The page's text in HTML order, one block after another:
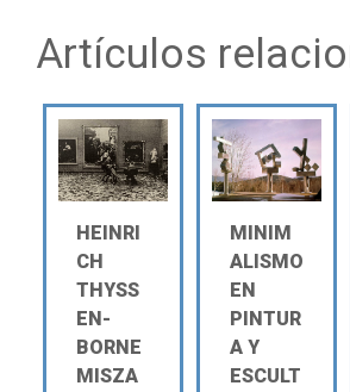
Artículos
HEINRI
CH
THYSS
EN-
BORNE
MISZA
MINIM
ALISMO
EN
PINTUR
A Y
ESCULT